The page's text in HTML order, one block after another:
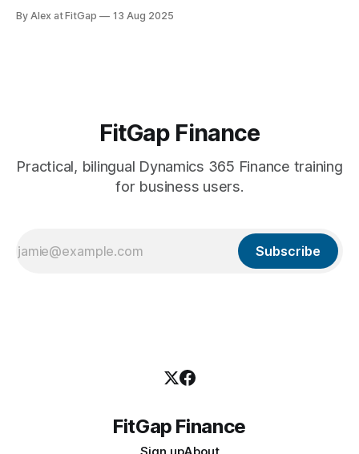
agences — les factures des fournisseurs indiquent souvent
By Alex at FitGap 13 Aug 2025
FitGap Finance
Practical, bilingual Dynamics 365 Finance training
for business users.
Subscribe
FitGap Finance